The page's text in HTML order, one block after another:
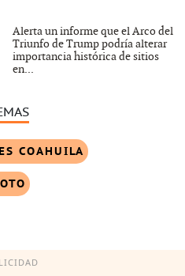
Alerta un informe que el Arco del
Triunfo de Trump podría alterar
importancia histórica de sitios
en...
COAHUILA